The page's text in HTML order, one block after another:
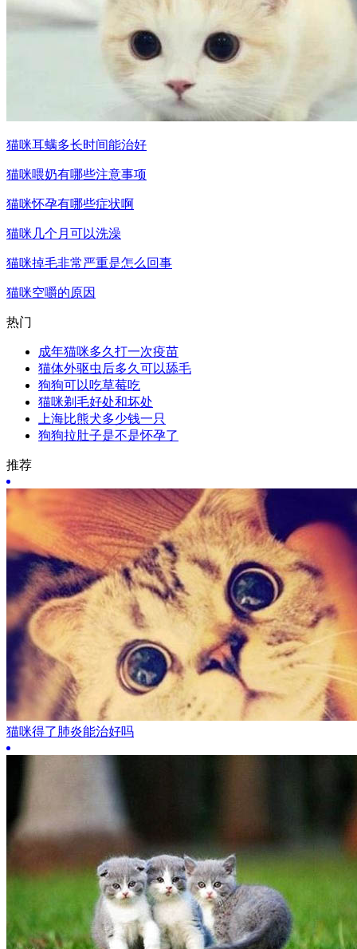
猫咪耳螨多长时间能治好
猫咪喂奶有哪些注意事项
猫咪怀孕有哪些症状啊
猫咪几个月可以洗澡
猫咪掉毛非常严重是怎么回事
猫咪空嚼的原因
热门
成年猫咪多久打一次疫苗
猫体外驱虫后多久可以舔毛
狗狗可以吃草莓吃
猫咪剃毛好处和坏处
上海比熊犬多少钱一只
狗狗拉肚子是不是怀孕了
推荐
猫咪得了肺炎能治好吗